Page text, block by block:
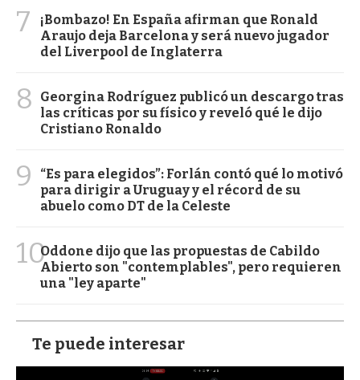
7
¡Bombazo! En España afirman que Ronald
Araujo deja Barcelona y será nuevo jugador
del Liverpool de Inglaterra
8
Georgina Rodríguez publicó un descargo tras
las críticas por su físico y reveló qué le dijo
Cristiano Ronaldo
9
“Es para elegidos”: Forlán contó qué lo motivó
para dirigir a Uruguay y el récord de su
abuelo como DT de la Celeste
10Oddone dijo que las propuestas de Cabildo
Abierto son "contemplables", pero requieren
una "ley aparte"
Te puede interesar